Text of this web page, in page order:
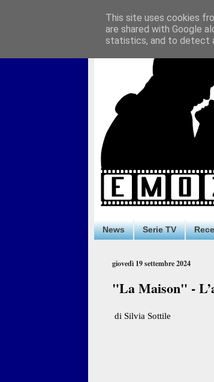
News Serie TV
giovedì 19 settembre 2024
"La Maison" -
di Silvia Sottile
This site uses cookies
are shared with Google
statistics, and to detect